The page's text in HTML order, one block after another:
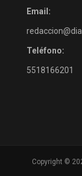
Email:
Teléfono:
5518166201
Copyright ©